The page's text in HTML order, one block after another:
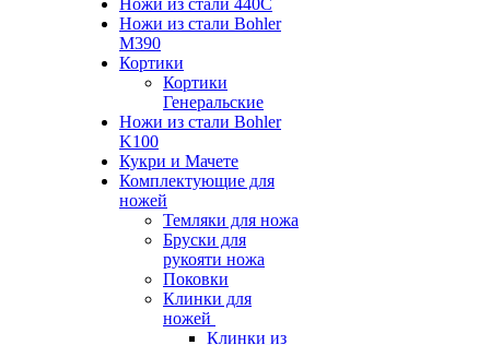
Ножи из стали 440С
Ножи из стали Bohler
M390
Кортики
Кортики
Генеральские
Ножи из стали Bohler
K100
Кукри и Мачете
Комплектующие для
ножей
Темляки для ножа
Бруски для
рукояти ножа
Поковки
Клинки для
ножей
Клинки из